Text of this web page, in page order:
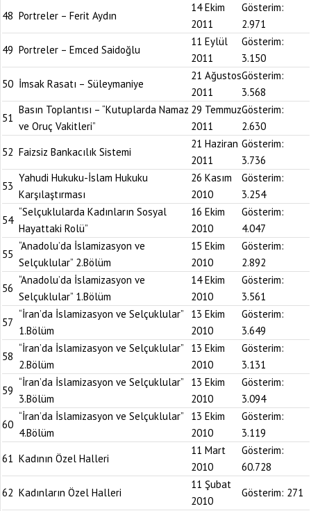
48 Portreler – Ferit Aydın
14 Ekim
2011
Gösterim:
2.971
49 Portreler – Emced Saidoğlu
11 Eylül
2011
Gösterim:
3.150
50 İmsak Rasatı – Süleymaniye
21 Ağustos
2011
Gösterim:
3.568
51
Basın Toplantısı – “Kutuplarda Namaz
ve Oruç Vakitleri”
29 Temmuz
2011
Gösterim:
2.630
52 Faizsiz Bankacılık Sistemi
21 Haziran
2011
Gösterim:
3.736
53
Yahudi Hukuku-İslam Hukuku
Karşılaştırması
26 Kasım
2010
Gösterim:
3.254
54
“Selçuklularda Kadınların Sosyal
Hayattaki Rolü”
16 Ekim
2010
Gösterim:
4.047
55
“Anadolu’da İslamizasyon ve
Selçuklular” 2.Bölüm
15 Ekim
2010
Gösterim:
2.892
56
“Anadolu’da İslamizasyon ve
Selçuklular” 1.Bölüm
14 Ekim
2010
Gösterim:
3.561
57
“İran’da İslamizasyon ve Selçuklular”
1.Bölüm
13 Ekim
2010
Gösterim:
3.649
58
“İran’da İslamizasyon ve Selçuklular”
2.Bölüm
13 Ekim
2010
Gösterim:
3.131
59
“İran’da İslamizasyon ve Selçuklular”
3.Bölüm
13 Ekim
2010
Gösterim:
3.094
60
“İran’da İslamizasyon ve Selçuklular”
4.Bölüm
13 Ekim
2010
Gösterim:
3.119
61 Kadının Özel Halleri
11 Mart
2010
Gösterim:
60.728
62 Kadınların Özel Halleri
11 Şubat
2010
Gösterim: 271